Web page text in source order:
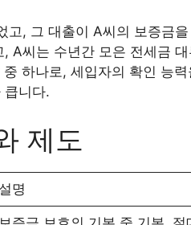
, 그 대출이 A씨의 보증금
A씨는 수년간 모은 전세금
중 하나로, 세입자의 확인 능
큽니다.
제도
설명